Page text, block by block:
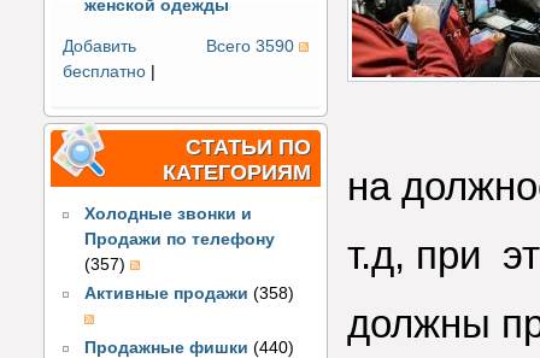
женской одежды
Всего 3590
Добавить
бесплатно |
СТАТЬИ ПО
КАТЕГОРИЯМ
Холодные звонки и
Продажи по телефону
(357)
Активные продажи (358)
Продажные фишки (440)
на
т.д, при
должны